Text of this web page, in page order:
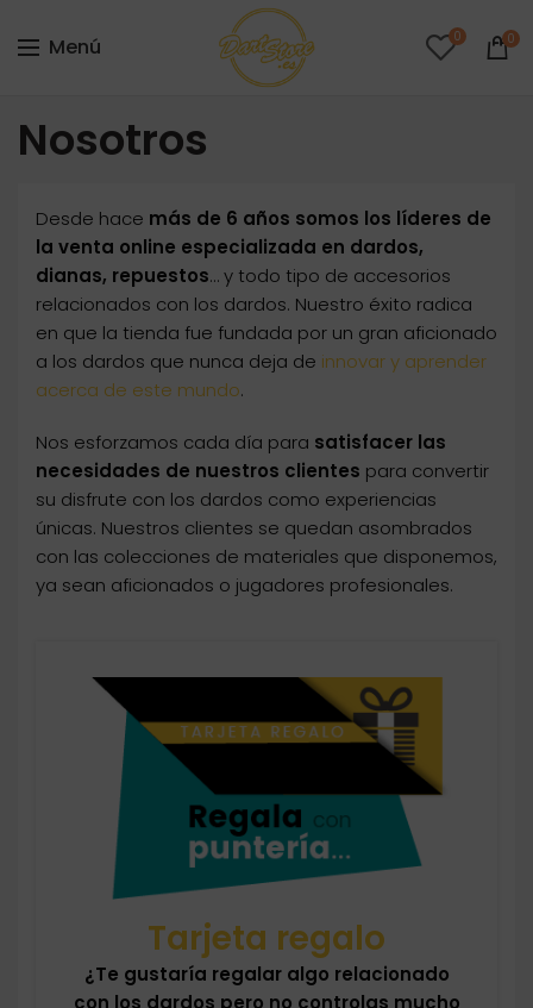
Menú 0 0
Nosotros
Desde hace más de 6 años somos los líderes de
la venta online especializada en dardos,
dianas, repuestos… y todo tipo de accesorios
relacionados con los dardos. Nuestro éxito radica
en que la tienda fue fundada por un gran aficionado
a los dardos que nunca deja de innovar y aprender
acerca de este mundo.
Nos esforzamos cada día para satisfacer las
necesidades de nuestros clientes para convertir
su disfrute con los dardos como experiencias
únicas. Nuestros clientes se quedan asombrados
con las colecciones de materiales que disponemos,
ya sean aficionados o jugadores profesionales.
Tarjeta regalo
¿Te gustaría regalar algo relacionado
con los dardos pero no controlas mucho